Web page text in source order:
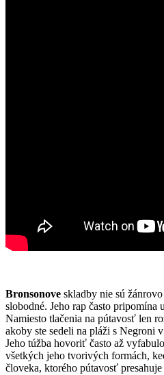
Bronsonove skladby nie sú
slobodné. Jeho rap často
Namiesto tlačenia na pútavosť len
akoby ste sedeli na pláži s Negroni
Jeho túžba hovoriť často až
všetkých jeho tvorivých formách,
človeka, ktorého pútavosť presahuje